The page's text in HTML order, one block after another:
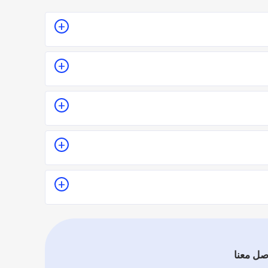
أو تقدير سعر الخدمة قبل الزيارة والإتفاق.
على جودة الخدمة.
فموقع اطلب مهني يعتمد على تقييم الفنيين والشركات
معنا